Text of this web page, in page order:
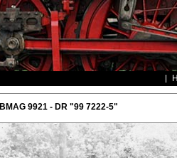
BMAG 9921 - DR "99 7222-5"